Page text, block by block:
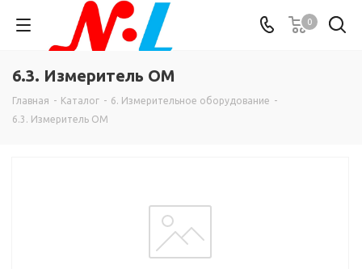
0
6.3. Измеритель ОМ
Главная - Каталог - 6. Измерительное оборудование -
6.3. Измеритель ОМ